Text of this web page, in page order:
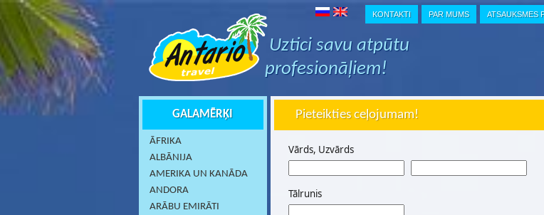
KONTAKTI PAR MUMS ATSAUKSMES
Uztici savu atpūtu
profesionāļiem!
GALAMĒRĶI
ĀFRIKA
ALBĀNIJA
AMERIKA UN KANĀDA
ANDORA
ARĀBU EMIRĀTI
Pieteikties ceļojumam!
Vārds, Uzvārds
Tālrunis